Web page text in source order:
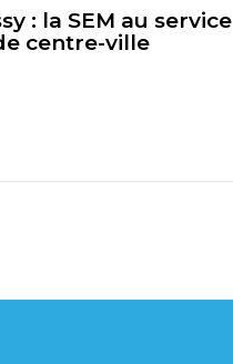
: la SEM au service
centre-ville